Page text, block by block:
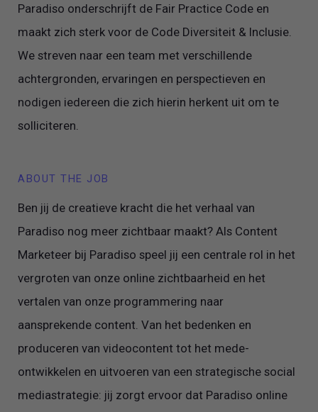
Paradiso onderschrijft de Fair Practice Code en
maakt zich sterk voor de Code Diversiteit & Inclusie.
We streven naar een team met verschillende
achtergronden, ervaringen en perspectieven en
nodigen iedereen die zich hierin herkent uit om te
solliciteren.
ABOUT THE JOB
Ben jij de creatieve kracht die het verhaal van
Paradiso nog meer zichtbaar maakt? Als Content
Marketeer bij Paradiso speel jij een centrale rol in het
vergroten van onze online zichtbaarheid en het
vertalen van onze programmering naar
aansprekende content. Van het bedenken en
produceren van videocontent tot het mede-
ontwikkelen en uitvoeren van een strategische social
mediastrategie: jij zorgt ervoor dat Paradiso online